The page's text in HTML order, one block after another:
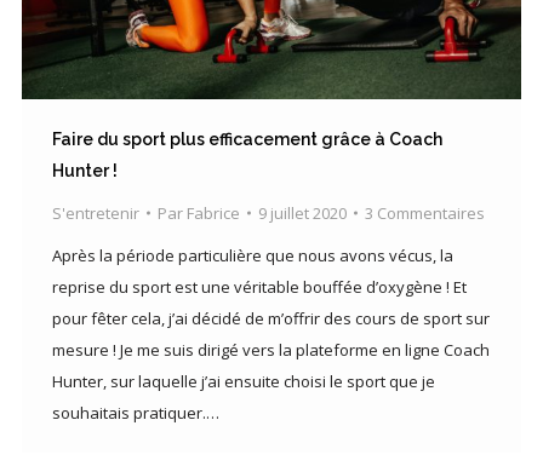
Faire du sport plus efficacement grâce à Coach
Hunter !
S'entretenir Par Fabrice 9 juillet 2020
3 Commentaires
Après la période particulière que nous avons vécus, la
reprise du sport est une véritable bouffée d’oxygène ! Et
pour fêter cela, j’ai décidé de m’offrir des cours de sport sur
mesure ! Je me suis dirigé vers la plateforme en ligne Coach
Hunter, sur laquelle j’ai ensuite choisi le sport que je
souhaitais pratiquer.…